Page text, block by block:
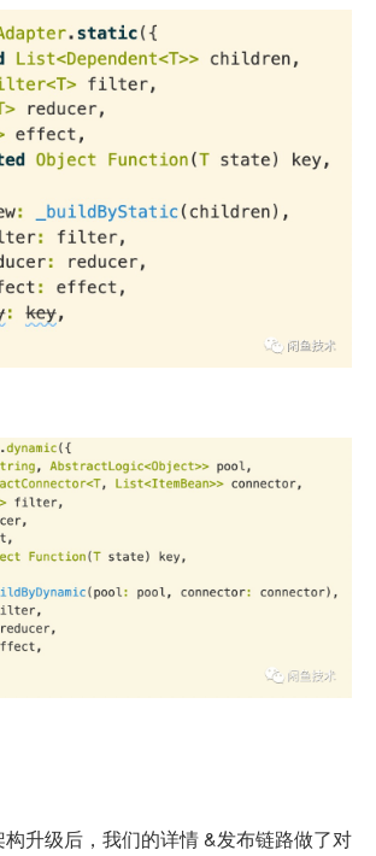
升级后，我们的详情 &发布链路做了对